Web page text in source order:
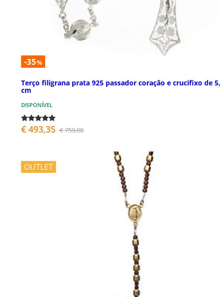
-35%
Terço filigrana prata 925 passador coração e crucifixo de
cm
DISPONÍVEL
€ 493,35 € 759,00
OUTLET